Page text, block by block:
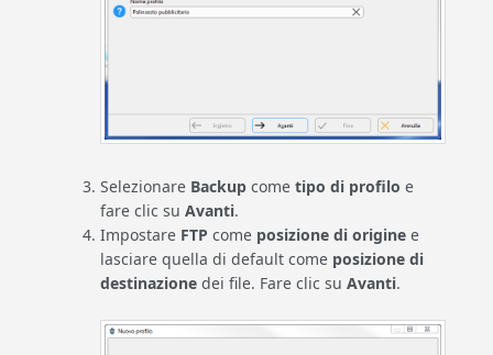
Selezionare Backup come tipo di profilo e
fare clic su Avanti.
Impostare FTP come posizione di origine e
lasciare quella di default come posizione di
destinazione dei file. Fare clic su Avanti.